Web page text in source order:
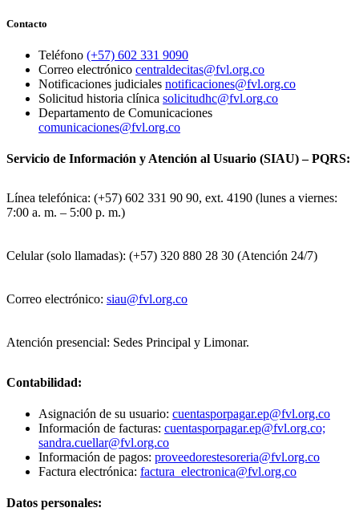
Contacto
Teléfono (+57) 602 331 9090
Correo electrónico centraldecitas@fvl.org.co
Notificaciones judiciales notificaciones@fvl.org.co
Solicitud historia clínica solicitudhc@fvl.org.co
Departamento de Comunicaciones
comunicaciones@fvl.org.co
Servicio de Información y Atención al Usuario (SIAU) – PQRS:
Línea telefónica: (+57) 602 331 90 90, ext. 4190 (lunes a viernes:
7:00 a. m. – 5:00 p. m.)
Celular (solo llamadas): (+57) 320 880 28 30 (Atención 24/7)
Correo electrónico: siau@fvl.org.co
Atención presencial: Sedes Principal y Limonar.
Contabilidad:
Asignación de su usuario: cuentasporpagar.ep@fvl.org.co
Información de facturas: cuentasporpagar.ep@fvl.org.co;
sandra.cuellar@fvl.org.co
Información de pagos: proveedorestesoreria@fvl.org.co
Factura electrónica: factura_electronica@fvl.org.co
Datos personales: